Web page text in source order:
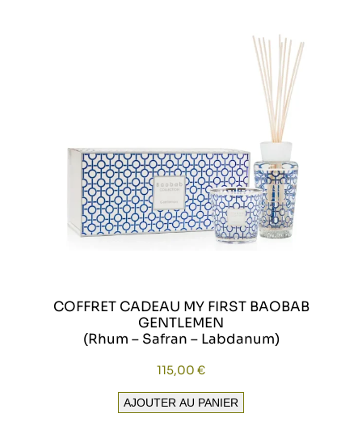
COFFRET CADEAU MY FIRST BAOBAB
GENTLEMEN
(Rhum – Safran – Labdanum)
115,00 €
AJOUTER AU PANIER